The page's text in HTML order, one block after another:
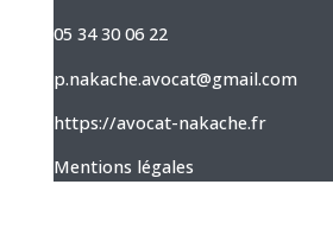
05 34 30 06 22
p.nakache.avocat@gmail.com
https://avocat-nakache.fr
Mentions légales